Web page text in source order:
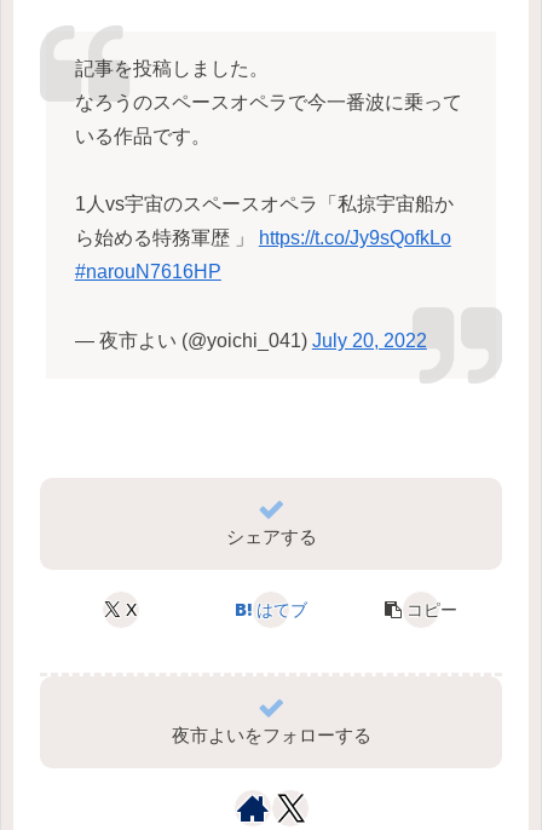
記事を投稿しました。
なろうのスペースオペラで今一番波に乗って
いる作品です。
1人vs宇宙のスペースオペラ「私掠宇宙船か
ら始める特務軍歴 」
https://t.co/Jy9sQofkLo
#narouN7616HP
— 夜市よい (@yoichi_041) July 20, 2022
シェアする
X はてブ コピー
夜市よいをフォローする